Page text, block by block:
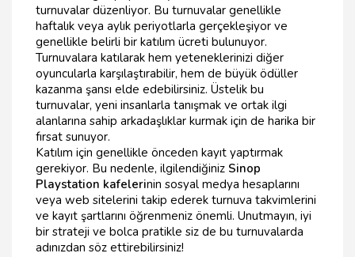
turnuvalar düzenliyor. Bu turnuvalar genellikle
haftalık veya aylık periyotlarla gerçekleşiyor ve
genellikle belirli bir katılım ücreti bulunuyor.
Turnuvalara katılarak hem yeteneklerinizi diğer
oyuncularla karşılaştırabilir, hem de büyük ödüller
kazanma şansı elde edebilirsiniz. Üstelik bu
turnuvalar, yeni insanlarla tanışmak ve ortak ilgi
alanlarına sahip arkadaşlıklar kurmak için de harika bir
fırsat sunuyor.
Katılım için genellikle önceden kayıt yaptırmak
gerekiyor. Bu nedenle, ilgilendiğiniz Sinop
Playstation kafelerinin sosyal medya hesaplarını
veya web sitelerini takip ederek turnuva takvimlerini
ve kayıt şartlarını öğrenmeniz önemli. Unutmayın, iyi
bir strateji ve bolca pratikle siz de bu turnuvalarda
adınızdan söz ettirebilirsiniz!